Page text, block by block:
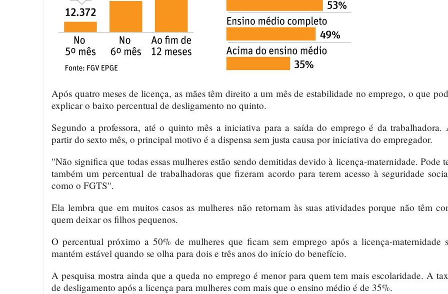
Após quatro meses de licença, as mães têm direito a um mês de estabilidade no emprego, o que
explicar o baixo percentual de desligamento no quinto.
Segundo a professora, até o quinto mês a iniciativa para a saída do emprego é da trabalhadora.
partir do sexto mês, o principal motivo é a dispensa sem justa causa por iniciativa do empregador.
"Não significa que todas essas mulheres estão sendo demitidas devido à licença-maternidade. Pode
também um percentual de trabalhadoras que fizeram acordo para terem acesso à seguridade
como o FGTS".
Ela lembra que em muitos casos as mulheres não retornam às suas atividades porque não têm
quem deixar os filhos pequenos.
O percentual próximo a 50% de mulheres que ficam sem emprego após a licença-maternidade
mantém estável quando se olha para dois e três anos do início do benefício.
A pesquisa mostra ainda que a queda no emprego é menor para quem tem mais escolaridade. A
de desligamento após a licença para mulheres com mais que o ensino médio é de 35%.